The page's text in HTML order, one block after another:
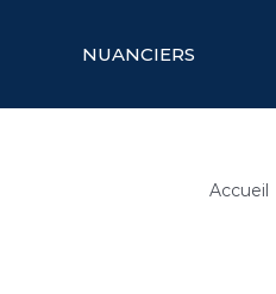
NUANCIERS
Accueil